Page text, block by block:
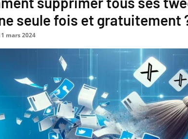
seule fois et gratuitement
mars 2024